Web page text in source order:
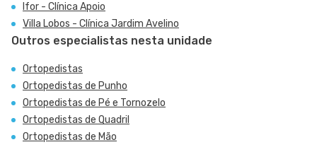
Ifor - Clínica Apoio
Villa Lobos - Clínica Jardim Avelino
Outros especialistas nesta unidade
Ortopedistas
Ortopedistas de Punho
Ortopedistas de Pé e Tornozelo
Ortopedistas de Quadril
Ortopedistas de Mão